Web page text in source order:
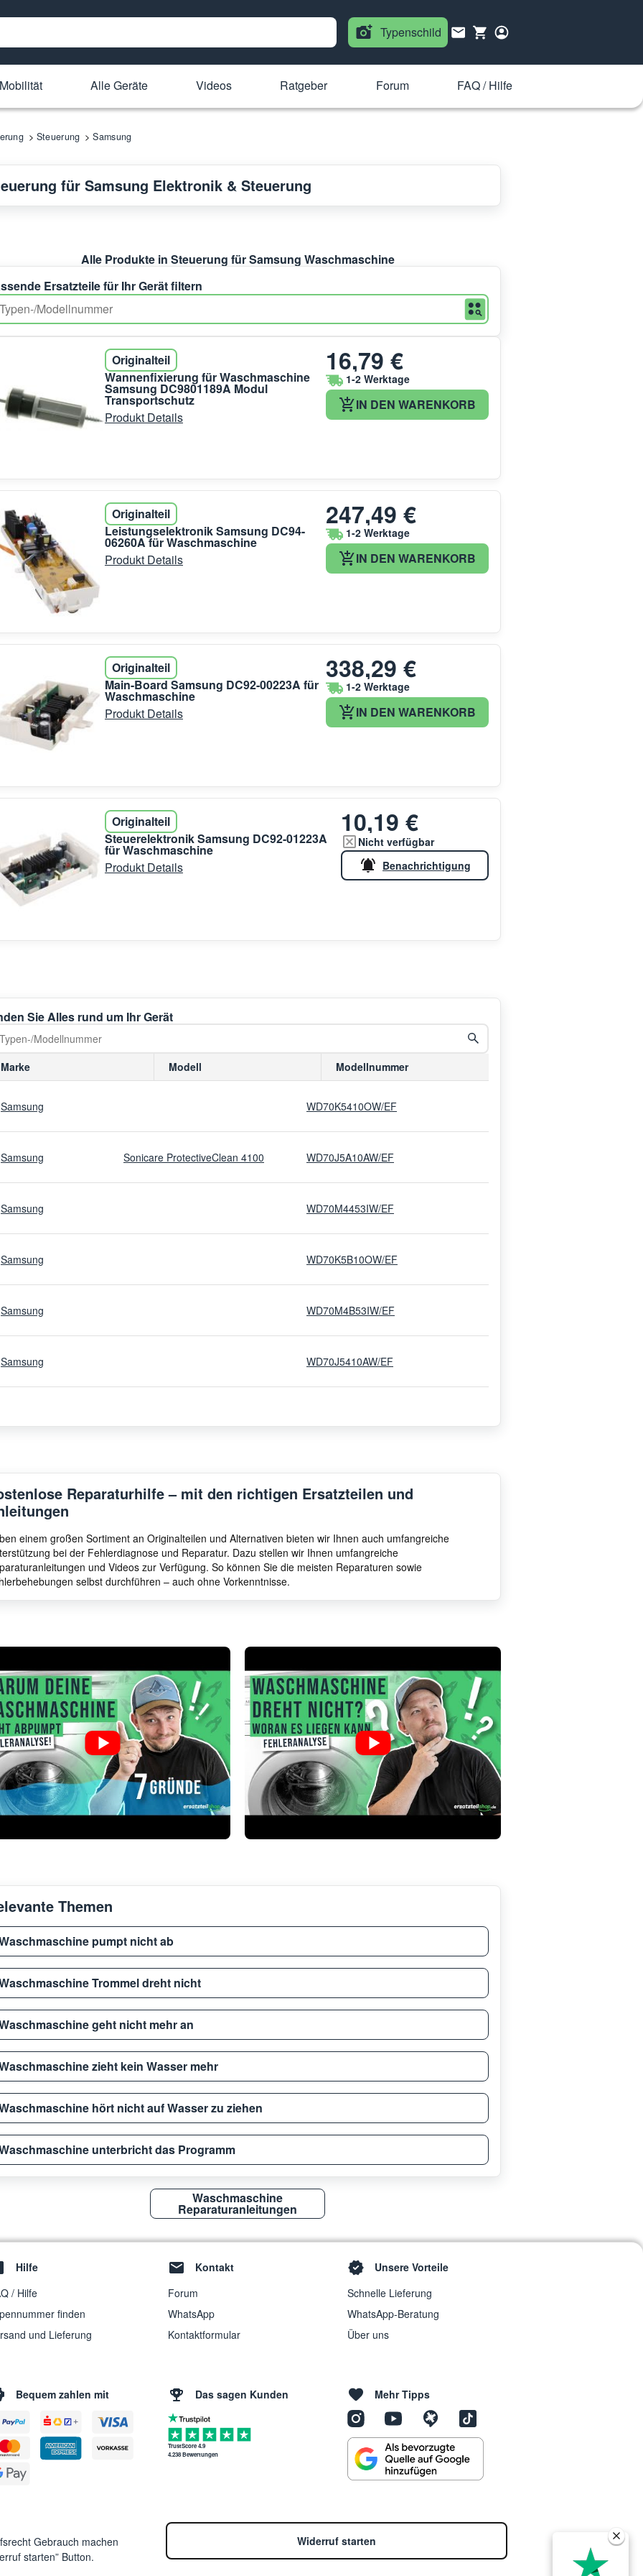
Typenschild
Alle Geräte Videos Ratgeber Forum FAQ / Hilfe
Steuerung Samsung
für Samsung Elektronik & Steuerung
Alle Produkte in Steuerung für Samsung Waschmaschine
Ersatzteile für Ihr Gerät filtern
Originalteil
Wannenfixierung für Waschmaschine
Samsung DC9801189A Modul
Transportschutz
Produkt Details
16,79 €
1-2 Werktage
IN DEN WARENKORB
Originalteil
Leistungselektronik Samsung DC94-
06260A für Waschmaschine
Produkt Details
247,49 €
1-2 Werktage
IN DEN WARENKORB
Originalteil
Main-Board Samsung DC92-00223A für
Waschmaschine
Produkt Details
338,29 €
1-2 Werktage
IN DEN WARENKORB
Originalteil
Steuerelektronik Samsung DC92-01223A
für Waschmaschine
Produkt Details
10,19 €
Nicht verfügbar
Benachrichtigung
Sie Alles rund um Ihr Gerät
Marke Modell Modellnummer
Samsung WD70K5410OW/EF
Samsung Sonicare ProtectiveClean 4100 WD70J5A10AW/EF
Samsung WD70M4453IW/EF
Samsung WD70K5B10OW/EF
Samsung WD70M4B53IW/EF
Samsung WD70J5410AW/EF
Reparaturhilfe – mit den richtigen Ersatzteilen und
einem großen Sortiment an Originalteilen und Alternativen bieten wir Ihnen auch umfangreiche
bei der Fehlerdiagnose und Reparatur. Dazu stellen wir Ihnen umfangreiche
und Videos zur Verfügung. So können Sie die meisten Reparaturen sowie
selbst durchführen – auch ohne Vorkenntnisse.
Themen
pumpt nicht ab
Trommel dreht nicht
geht nicht mehr an
zieht kein Wasser mehr
hört nicht auf Wasser zu ziehen
unterbricht das Programm
Waschmaschine
Reparaturanleitungen
Hilfe
/ Hilfe
finden
und Lieferung
Kontakt
Forum
WhatsApp
Kontaktformular
Unsere Vorteile
Schnelle Lieferung
WhatsApp-Beratung
Über uns
Bequem zahlen mit Das sagen Kunden
TrustScore 4.9
4.238 Bewertungen
Mehr Tipps
Gebrauch machen
starten” Button.
Widerruf starten